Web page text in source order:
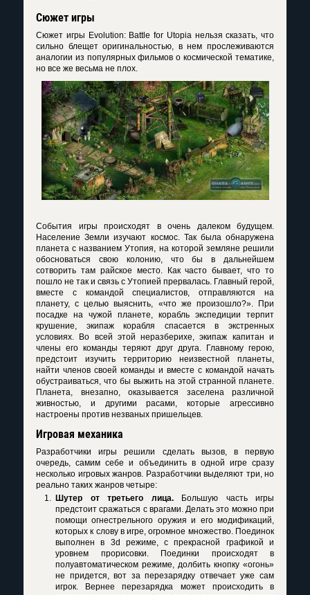
Сюжет игры
Сюжет игры Evolution: Battle for Utopia нельзя сказать, что
сильно блещет оригинальностью, в нем прослеживаются
аналогии из популярных фильмов о космической тематике,
но все же весьма не плох.
События игры происходят в очень далеком будущем.
Население Земли изучают космос. Так была обнаружена
планета с названием Утопия, на которой земляне решили
обосноваться свою колонию, что бы в дальнейшем
сотворить там райское место. Как часто бывает, что то
пошло не так и связь с Утопией прервалась. Главный герой,
вместе с командой специалистов, отправляются на
планету, с целью выяснить, «что же произошло?». При
посадке на чужой планете, корабль экспедиции терпит
крушение, экипаж корабля спасается в экстренных
условиях. Во всей этой неразберихе, экипаж капитан и
члены его команды теряют друг друга. Главному герою,
предстоит изучить территорию неизвестной планеты,
найти членов своей команды и вместе с командой начать
обустраиваться, что бы выжить на этой странной планете.
Планета, внезапно, оказывается заселена различной
живностью, и другими расами, которые агрессивно
настроены против незваных пришельцев.
Игровая механика
Разработчики игры решили сделать вызов, в первую
очередь, самим себе и объединить в одной игре сразу
несколько игровых жанров. Разработчики выделяют три, но
реально таких жанров четыре:
Шутер от третьего лица.Большую часть игры
предстоит сражаться с врагами. Делать это можно при
помощи огнестрельного оружия и его модификаций,
которых к слову в игре, огромное множество. Поединок
выполнен в 3d режиме, с прекрасной графикой и
уровнем прорисовки. Поединки происходят в
полуавтоматическом режиме, долбить кнопку «огонь»
не придется, вот за перезарядку отвечает уже сам
игрок. Вернее перезарядка может происходить в